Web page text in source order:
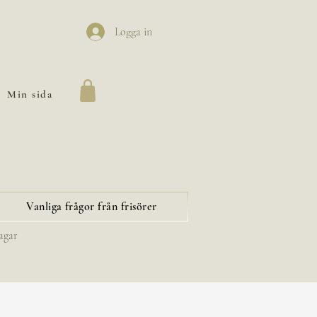
Logga in
Min sida
Vanliga frågor från frisörer